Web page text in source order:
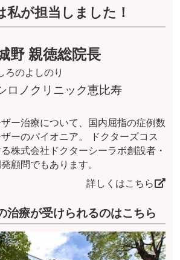
が担当しました！
野 親徳総院長
ろのよしのり
ロノクリニック恵比寿
ー治療について、国内屈指の症例数
ーのパイオニア。 ドクターズコス
株式会社ドクターシーラボ創設者・
顧問でもあります。
詳しくはこちら
治療が受けられるのはこちら